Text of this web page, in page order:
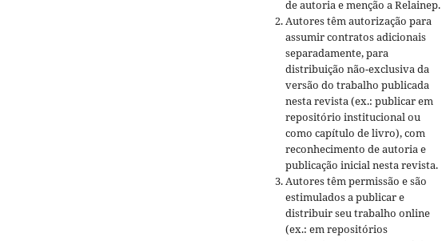
de autoria e menção a Relainep.
Autores têm autorização para
assumir contratos adicionais
separadamente, para
distribuição não-exclusiva da
versão do trabalho publicada
nesta revista (ex.: publicar em
repositório institucional ou
como capítulo de livro), com
reconhecimento de autoria e
publicação inicial nesta revista.
Autores têm permissão e são
estimulados a publicar e
distribuir seu trabalho online
(ex.: em repositórios